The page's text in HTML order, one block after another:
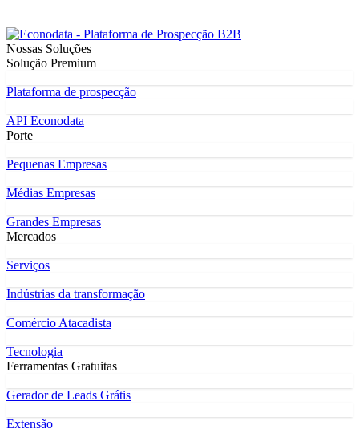
Nossas Soluções
Solução Premium
Plataforma de prospecção
API Econodata
Porte
Pequenas Empresas
Médias Empresas
Grandes Empresas
Mercados
Serviços
Indústrias da transformação
Comércio Atacadista
Tecnologia
Ferramentas Gratuitas
Gerador de Leads Grátis
Extensão